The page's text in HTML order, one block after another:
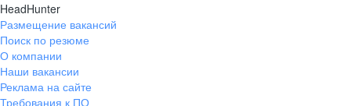
HeadHunter
Размещение вакансий
Поиск по резюме
О компании
Наши вакансии
Реклама на сайте
Требования к ПО